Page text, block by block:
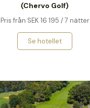
(Chervo Golf)
Pris från SEK 16 195 / 7 nätter
Se hotellet